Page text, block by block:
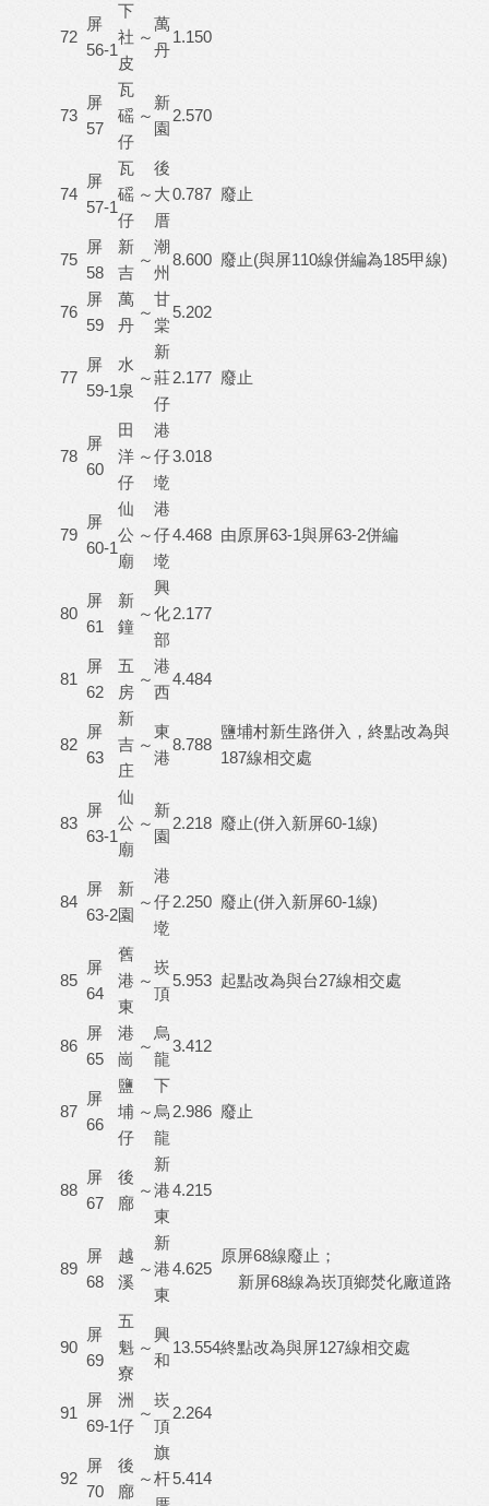
72
屏
56-1
下
社
皮
～
萬
丹
1.150
73
屏
57
瓦
磘
仔
～
新
園
2.570
74
屏
57-1
瓦
磘
仔
～
後
大
厝
0.787 廢止
75
屏
58
新
吉
～
潮
州
8.600 廢止(與屏110線併編為185甲線)
76
屏
59
萬
丹
～
甘
棠
5.202
77
屏
59-1
水
泉
～
新
莊
仔
2.177 廢止
78
屏
60
田
洋
仔
～
港
仔
墘
3.018
79
屏
60-1
仙
公
廟
～
港
仔
墘
4.468 由原屏63-1與屏63-2併編
80
屏
61
新
鐘
～
興
化
部
2.177
81
屏
62
五
房
～
港
西
4.484
82
屏
63
新
吉
庄
～
東
港
8.788
鹽埔村新生路併入，終點改為與
187線相交處
83
屏
63-1
仙
公
廟
～
新
園
2.218 廢止(併入新屏60-1線)
84
屏
63-2
新
園
～
港
仔
墘
2.250 廢止(併入新屏60-1線)
85
屏
64
舊
港
東
～
崁
頂
5.953 起點改為與台27線相交處
86
屏
65
港
崗
～
烏
龍
3.412
87
屏
66
鹽
埔
仔
～
下
烏
龍
2.986 廢止
88
屏
67
後
廍
～
新
港
東
4.215
89
屏
68
越
溪
～
新
港
東
4.625
原屏68線廢止；
新屏68線為崁頂鄉焚化廠道路
90
屏
69
五
魁
寮
～
興
和
13.554終點改為與屏127線相交處
91
屏
69-1
洲
仔
～
崁
頂
2.264
92
屏
70
後
廍
～
旗
杆5.414